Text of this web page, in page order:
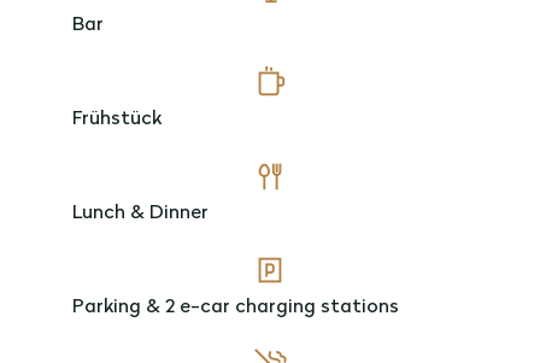
Bar
Frühstück
Lunch & Dinner
Parking & 2 e-car charging stations